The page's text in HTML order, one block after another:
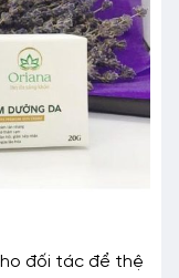
đối tác để thệ